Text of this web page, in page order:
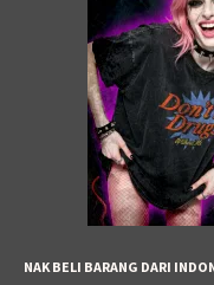
NAK BELI BARANG DARI